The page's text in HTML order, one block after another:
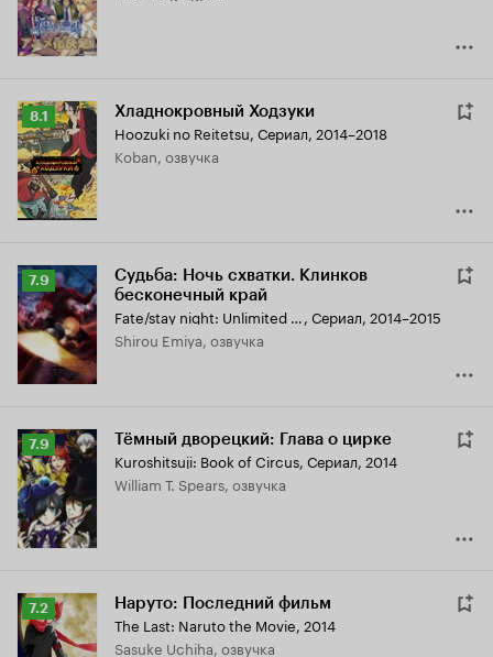
Рейтинг
Кинопоиска
8.1
8.1 Хладнокровный Ходзуки
Hoozuki no Reitetsu, Сериал, 2014–2018
Koban, озвучка
Рейтинг
Кинопоиска
7.9
7.9
Судьба: Ночь схватки. Клинков
бесконечный край
Fate/stay night: Unlimited Blade Works, Сериал, 2014–2015
Shirou Emiya, озвучка
Рейтинг
Кинопоиска
7.9
7.9 Тёмный дворецкий: Глава о цирке
Kuroshitsuji: Book of Circus, Сериал, 2014
William T. Spears, озвучка
Рейтинг
Кинопоиска
7.2
7.2 Наруто: Последний фильм
The Last: Naruto the Movie, 2014
Sasuke Uchiha, озвучка